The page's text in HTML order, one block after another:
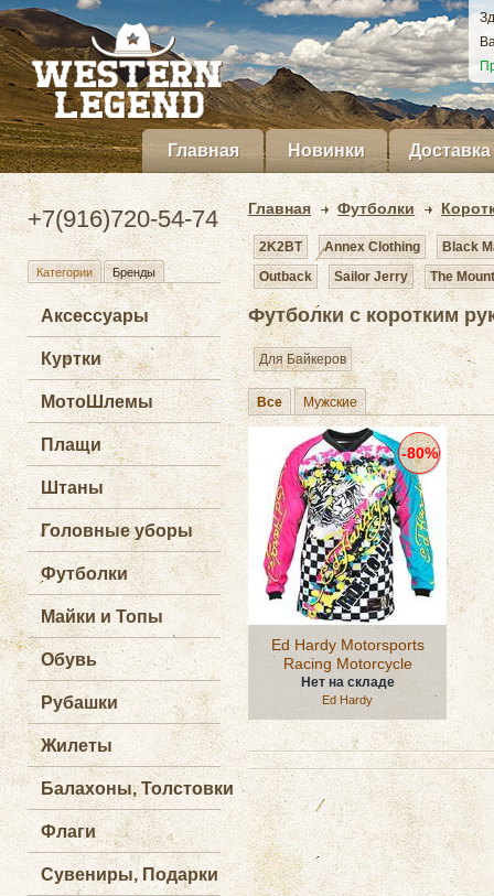
Главная Новинки Доставка
+7(916)720-54-74
Категории Бренды
Аксессуары
Куртки
МотоШлемы
Плащи
Штаны
Головные уборы
Футболки
Майки и Топы
Обувь
Рубашки
Жилеты
Балахоны, Толстовки
Флаги
Сувениры, Подарки
Главная Футболки
2K2BT Annex Clothing
Black
Outback
Sailor Jerry The
Футболки с коротким
Для Байкеров
Все Мужские
Ed Hardy Motorsports
Racing Motorcycle
Нет на складе
Ed Hardy
-80%